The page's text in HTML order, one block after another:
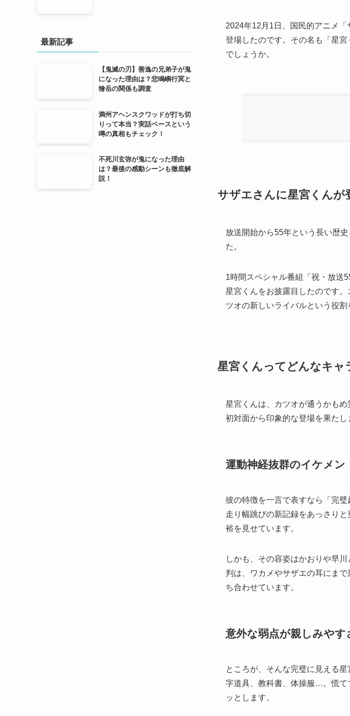
2024年12月1日、国民的アニメ
登場したのです。その名も「星
でしょうか。
サザエさんに星宮くんが
放送開始から55年という長い歴
た。
1時間スペシャル番組「祝・放送
星宮くんをお披露目したのです
ツオの新しいライバルという役
星宮くんってどんなキャ
星宮くんは、カツオが通うかも
初対面から印象的な登場を果たし
運動神経抜群のイケメン
彼の特徴を一言で表すなら「完
走り幅跳びの新記録をあっさり
裕を見せています。
しかも、その容姿はかおりや早
判は、ワカメやサザエの耳にま
ち合わせています。
意外な弱点が親しみやす
ところが、そんな完璧に見える
字道具、教科書、体操服…。慌て
ッとします。
最新記事
【鬼滅の刃】善逸の兄弟子が鬼
になった理由は？悲鳴嶼行冥と
獪岳の関係も調査
満州アヘンスクワッドが打ち切
りって本当？実話ベースという
噂の真相もチェック！
不死川玄弥が鬼になった理由
は？最後の感動シーンも徹底解
説！